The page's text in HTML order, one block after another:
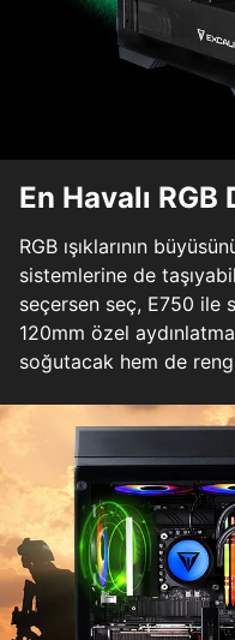
En Havalı
RGB ışıklarının
sistemlerine de
seçersen seç, E750 ile
120mm özel
soğutacak hem de